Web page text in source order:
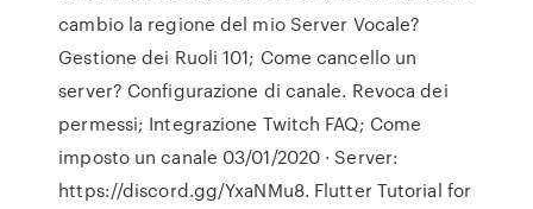
cambio la regione del mio Server Vocale?
Gestione dei Ruoli 101; Come cancello un
server? Configurazione di canale. Revoca dei
permessi; Integrazione Twitch FAQ; Come
imposto un canale 03/01/2020 · Server:
https://discord.gg/YxaNMu8. Flutter Tutorial for